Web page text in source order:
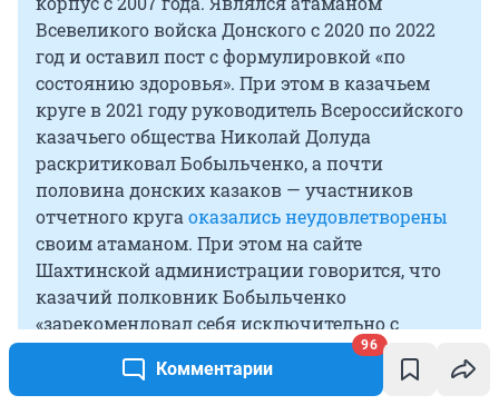
Комментарии
96
Всевеликого войска Донского с 2020 по 2022
год и оставил пост с формулировкой «по
состоянию здоровья». При этом в казачьем
круге в 2021 году руководитель Всероссийского
казачьего общества Николай Долуда
раскритиковал Бобыльченко, а почти
половина донских казаков — участников
отчетного круга оказались неудовлетворены
своим атаманом. При этом на сайте
Шахтинской администрации говорится, что
казачий полковник Бобыльченко
«зарекомендовал себя исключительно с
положительной стороны» в деле возрождения
казачества.